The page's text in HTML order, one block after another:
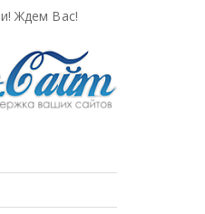
Ждем Вас!